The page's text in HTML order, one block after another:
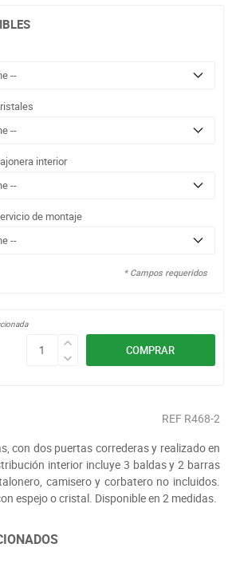
interior
de montaje
* Campos requeridos
COMPRAR
REF R468-2
con dos puertas correderas y realizado en
interior incluye 3 baldas y 2 barras
camisero y corbatero no incluidos.
espejo o cristal. Disponible en 2 medidas.